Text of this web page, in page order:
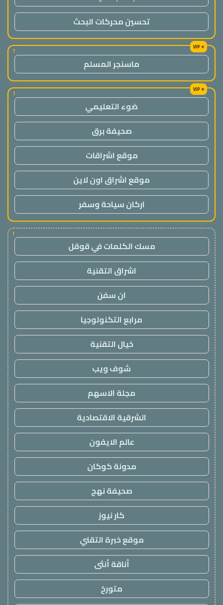
تحسين محركات البحث
!
ماسنجر المسلم
!
ضوء التعليمي
صحيفة برق
موقع اشراقات
موقع اشراق اون لاين
اركان سياحة وسفر
!
مسك الكلمات في قوقل
اشراق التقنية
ان سفن
مرابع التكنولوجيا
خيال التقنية
شوف ويب
مجلة الاسهم
الشرقية الاقتصادية
عالم الايفون
مدونة كوكان
صحيفة نهج
كار نيوز
موقع خبرة التقني
أناقة أنثى
متورخ